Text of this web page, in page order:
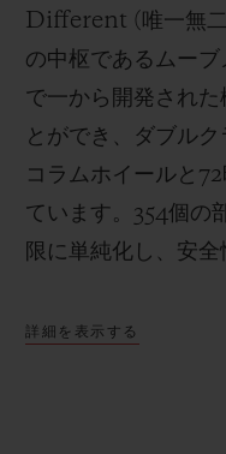
Different (唯一無二
の中枢であるムーブ
で一から開発され
とができ、ダブル
コラムホイールと
ています。354個の
限に単純化し、安全
詳細を表示する